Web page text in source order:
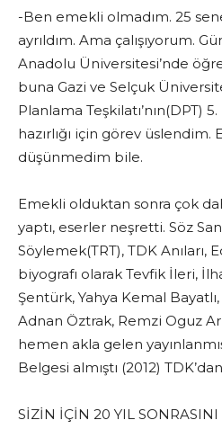
-Ben emekli olmadım. 25
ayrıldım. Ama çalışıyorum.
Anadolu Üniversitesi’nde
buna Gazi ve Selçuk
Planlama Teşkilatı’nın(DPT) 5.
hazırlığı için görev üslendim.
düşünmedim bile.
Emekli olduktan sonra çok
yaptı, eserler neşretti. Söz
Söylemek(TRT), TDK Anıları,
biyografı olarak Tevfik İleri,
Şentürk, Yahya Kemal
Adnan Öztrak, Remzi Oguz
hemen akla gelen
Belgesi almıştı (2012)
SİZİN İÇİN 20 YIL